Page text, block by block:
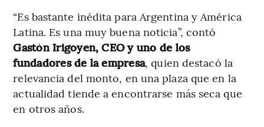
“Es bastante inédita para Argentina y América
Latina. Es una muy buena noticia”, contó
Gastón Irigoyen, CEO y uno de los
fundadores de la empresa, quien destacó la
relevancia del monto, en una plaza que en la
actualidad tiende a encontrarse más seca que
en otros años.